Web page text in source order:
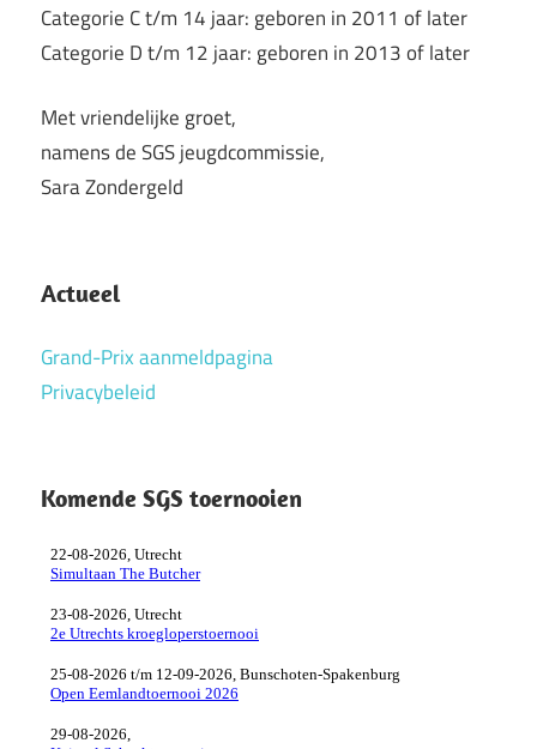
Categorie C t/m 14 jaar: geboren in 2011 of later
Categorie D t/m 12 jaar: geboren in 2013 of later
Met vriendelijke groet,
namens de SGS jeugdcommissie,
Sara Zondergeld
Actueel
Grand-Prix aanmeldpagina
Privacybeleid
Komende SGS toernooien